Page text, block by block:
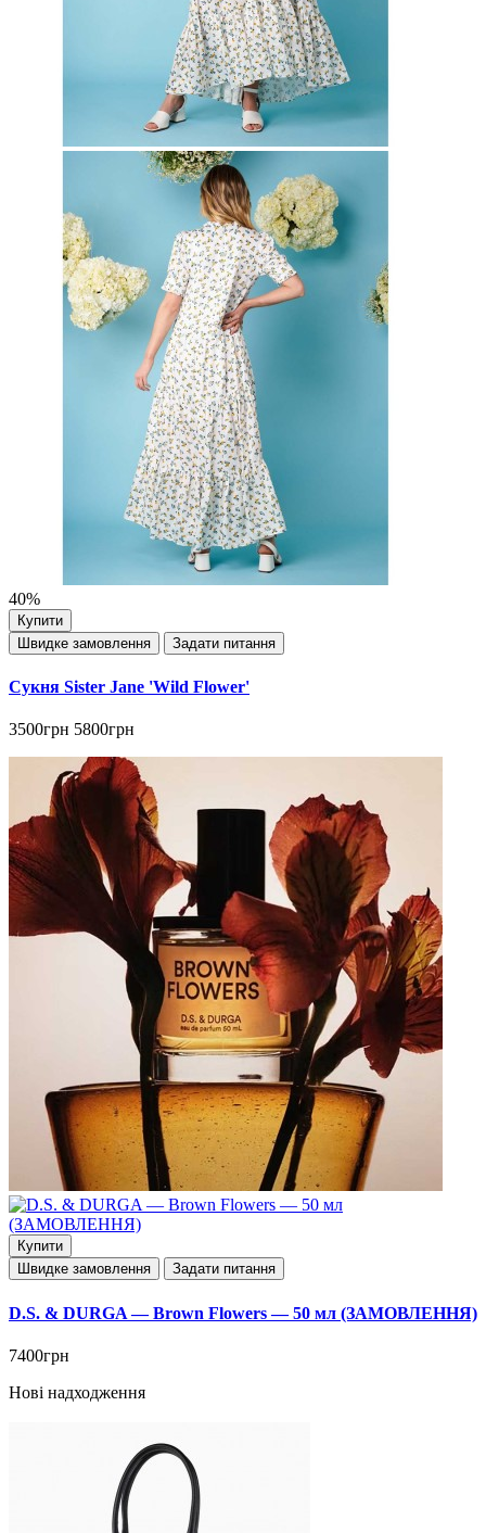
40%
Купити
Швидке замовлення
Задати питання
Сукня Sister Jane 'Wild Flower'
3500грн 5800грн
Купити
Швидке замовлення
Задати питання
D.S. & DURGA — Brown Flowers — 50 мл (ЗАМОВЛЕННЯ)
7400грн
Нові надходження